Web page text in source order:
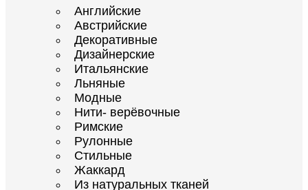
Английские
Австрийские
Декоративные
Дизайнерские
Итальянские
Льняные
Модные
Нити- верёвочные
Римские
Рулонные
Стильные
Жаккард
Из натуральных тканей